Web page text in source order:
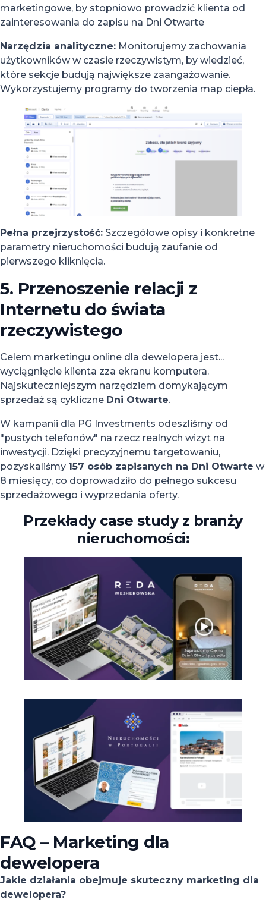
marketingowe, by stopniowo prowadzić klienta od
zainteresowania do zapisu na Dni Otwarte
Narzędzia analityczne: Monitorujemy zachowania
użytkowników w czasie rzeczywistym, by wiedzieć,
które sekcje budują największe zaangażowanie.
Wykorzystujemy programy do tworzenia map ciepła.
Pełna przejrzystość: Szczegółowe opisy i konkretne
parametry nieruchomości budują zaufanie od
pierwszego kliknięcia.
5. Przenoszenie relacji z
Internetu do świata
rzeczywistego
Celem marketingu online dla dewelopera jest...
wyciągnięcie klienta zza ekranu komputera.
Najskuteczniejszym narzędziem domykającym
sprzedaż są cykliczne Dni Otwarte.
W kampanii dla PG Investments odeszliśmy od
"pustych telefonów" na rzecz realnych wizyt na
inwestycji. Dzięki precyzyjnemu targetowaniu,
pozyskaliśmy 157 osób zapisanych na Dni Otwarte w
8 miesięcy, co doprowadziło do pełnego sukcesu
sprzedażowego i wyprzedania oferty.
Przekłady case study z branży
nieruchomości:
FAQ – Marketing dla
dewelopera
Jakie działania obejmuje skuteczny marketing dla
dewelopera?